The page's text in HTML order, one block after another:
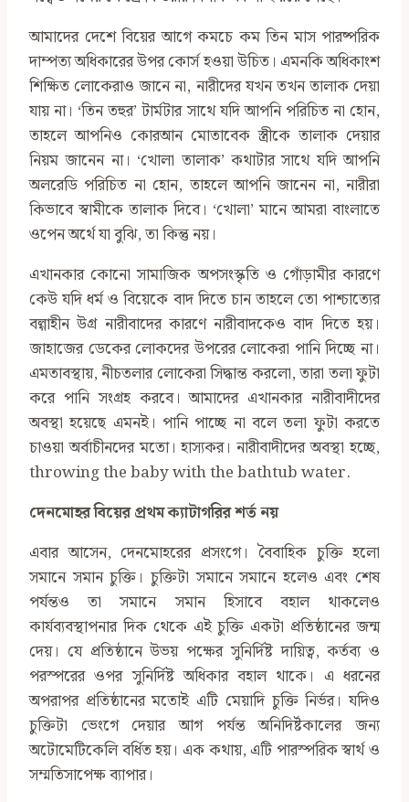
আমাদের দেশে বিয়ের আগে কমচে কম তিন মাস পারষ্পরিক
দাম্পত্য অধিকারের উপর কোর্স হওয়া উচিত। এমনকি অধিকাংশ
শিক্ষিত লোকেরাও জানে না, নারীদের যখন তখন তালাক দেয়া
যায় না। ‘তিন তহুর’ টার্মটার সাথে যদি আপনি পরিচিত না হোন,
তাহলে আপনিও কোরআন মোতাবেক স্ত্রীকে তালাক দেয়ার
নিয়ম জানেন না। ‘খোলা তালাক’ কথাটার সাথে যদি আপনি
অলরেডি পরিচিত না হোন, তাহলে আপনি জানেন না, নারীরা
কিভাবে স্বামীকে তালাক দিবে। ‘খোলা’ মানে আমরা বাংলাতে
ওপেন অর্থে যা বুঝি, তা কিন্তু নয়।
এখানকার কোনো সামাজিক অপসংস্কৃতি ও গোঁড়ামীর কারণে
কেউ যদি ধর্ম ও বিয়েকে বাদ দিতে চান তাহলে তো পাশ্চাত্যের
বল্গাহীন উগ্র নারীবাদের কারণে নারীবাদকেও বাদ দিতে হয়।
জাহাজের ডেকের লোকদের উপরের লোকেরা পানি দিচ্ছে না।
এমতাবস্থায়, নীচতলার লোকেরা সিদ্ধান্ত করলো, তারা তলা ফুটা
করে পানি সংগ্রহ করবে। আমাদের এখানকার নারীবাদীদের
অবস্থা হয়েছে এমনই। পানি পাচ্ছে না বলে তলা ফুটা করতে
চাওয়া অর্বাচীনদের মতো। হাস্যকর। নারীবাদীদের অবস্থা হচ্ছে,
throwing the baby with the bathtub water.
দেনমোহর বিয়ের প্রথম ক্যাটাগরির শর্ত নয়
এবার আসেন, দেনমোহরের প্রসংগে। বৈবাহিক চুক্তি হলো
সমানে সমান চুক্তি। চুক্তিটা সমানে সমানে হলেও এবং শেষ
পর্যন্তও তা সমানে সমান হিসাবে বহাল থাকলেও
কার্যব্যবস্থাপনার দিক থেকে এই চুক্তি একটা প্রতিষ্ঠানের জন্ম
দেয়। যে প্রতিষ্ঠানে উভয় পক্ষের সুনির্দিষ্ট দায়িত্ব, কর্তব্য ও
পরস্পরের ওপর সুনির্দিষ্ট অধিকার বহাল থাকে। এ ধরনের
অপরাপর প্রতিষ্ঠানের মতোই এটি মেয়াদি চুক্তি নির্ভর। যদিও
চুক্তিটা ভেংগে দেয়ার আগ পর্যন্ত অনিদির্ষ্টকালের জন্য
অটোমেটিকেলি বর্ধিত হয়। এক কথায়, এটি পারস্পরিক স্বার্থ ও
সম্মতিসাপেক্ষ ব্যাপার।